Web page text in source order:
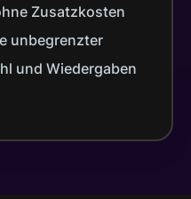
Zusatzkosten
unbegrenzter
und Wiedergaben